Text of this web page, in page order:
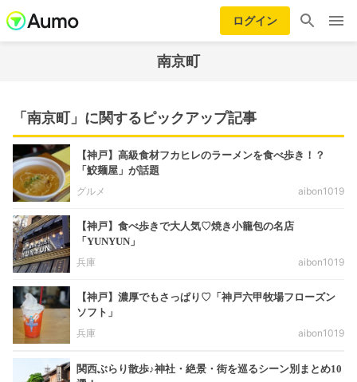
ログイン
南京町
「南京町」に関するピックアップ記事
【神戸】高級食材フカヒレのラーメンを食べ歩き！？
「鮫麺屋」が話題
グルメ
aibon1019
【神戸】食べ歩きで大人気♡焼き小籠包の名店
「YUNYUN」
兵庫
aibon1019
【神戸】濃厚でもさっぱり♡「神戸六甲牧場フローズン
ソフト」
兵庫
aibon1019
関西ぶらり散歩♪神社・絶景・街を巡るシーン別まとめ10